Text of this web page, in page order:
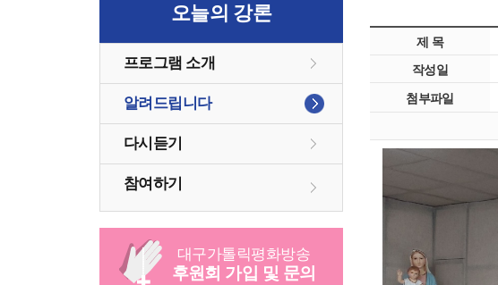
오늘의 강론
프로그램 소개
알려드립니다
다시듣기
참여하기
대구가톨릭평화방송
후원회 가입 및 문의
제 목
작성일
첨부파일